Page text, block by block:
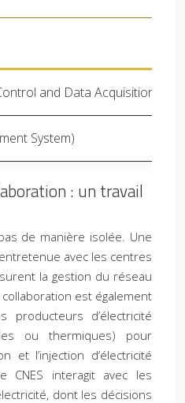
and Data Acquisition)
System)
: un travail
de manière isolée. Une
avec les centres
la gestion du réseau
collaboration est également
d’électricité
ou thermiques) pour
et l’injection d’électricité
CNES interagit avec les
dont les décisions